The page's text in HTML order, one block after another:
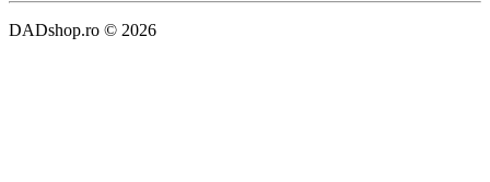
DADshop.ro © 2026